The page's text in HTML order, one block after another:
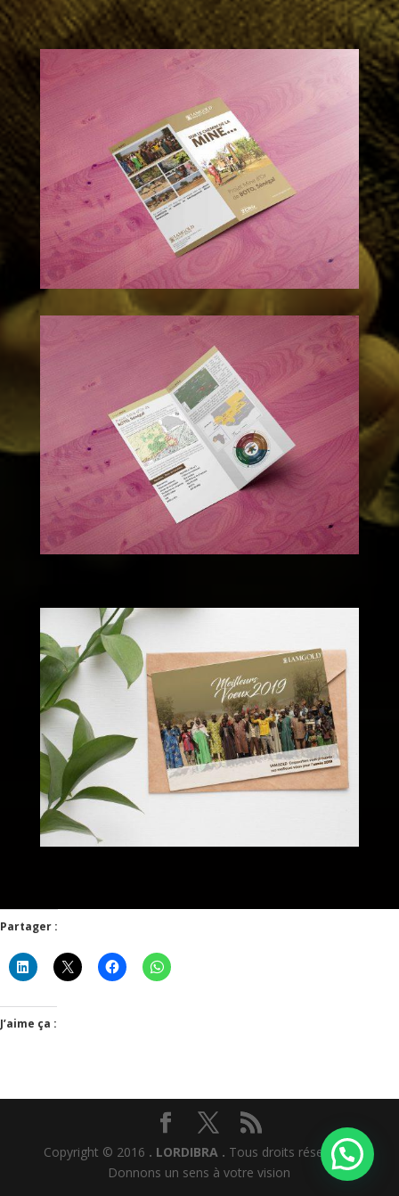
Partager :
J’aime ça :
Copyright © 2016 . LORDIBRA . Tous droits réservés I
Donnons un sens à votre vision